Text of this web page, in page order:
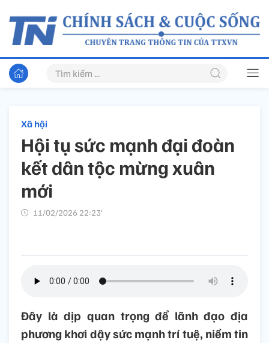
Xã hội
Hội tụ sức mạnh đại đoàn
kết dân tộc mừng xuân
mới
11/02/2026 22:23’
Đây là dịp quan trọng để lãnh đạo địa
phương khơi dậy sức mạnh trí tuệ, niềm tin